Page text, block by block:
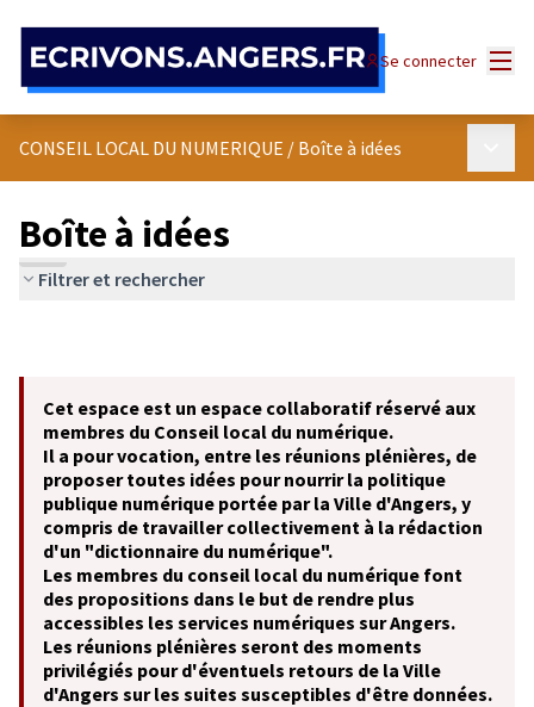
Se connecter
CONSEIL LOCAL DU NUMERIQUE / Boîte à idées
Boîte à idées
Filtrer et rechercher
Cet espace est un espace collaboratif réservé aux
membres du Conseil local du numérique.
Il a pour vocation, entre les réunions plénières, de
proposer toutes idées pour nourrir la politique
publique numérique portée par la Ville d'Angers, y
compris de travailler collectivement à la rédaction
d'un "dictionnaire du numérique".
Les membres du conseil local du numérique font
des propositions dans le but de rendre plus
accessibles les services numériques sur Angers.
Les réunions plénières seront des moments
privilégiés pour d'éventuels retours de la Ville
d'Angers sur les suites susceptibles d'être données.